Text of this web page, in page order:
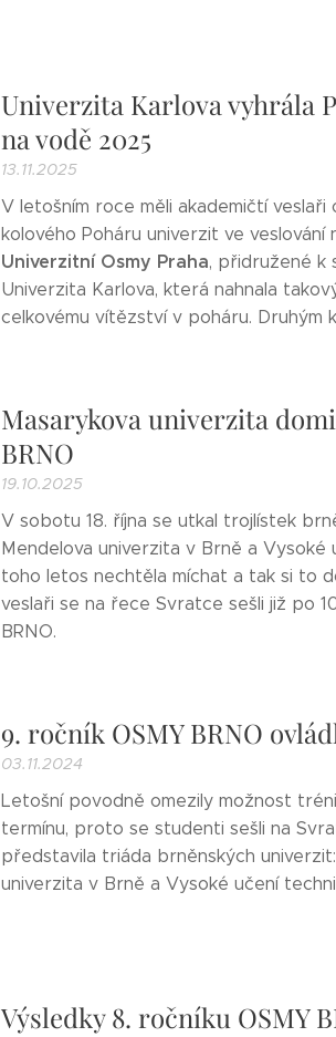
Univerzita Karlova vyhrála
na vodě 2025
13.11.2025
V letošním roce měli akademičtí
kolového Poháru univerzit ve
Univerzitní Osmy Praha, přidružené k
Univerzita Karlova, která nahnala
celkovému vítězství v poháru. Druhým
Masarykova univerzita
BRNO
19.10.2025
V sobotu 18. října se utkal trojlístek
Mendelova univerzita v Brně a
toho letos nechtěla míchat a tak si to
veslaři se na řece Svratce sešli již po
BRNO.
9. ročník OSMY BRNO
03.11.2024
Letošní povodně omezily možnost
termínu, proto se studenti sešli na
představila triáda brněnských
univerzita v Brně a Vysoké učení
Výsledky 8. ročníku OSMY